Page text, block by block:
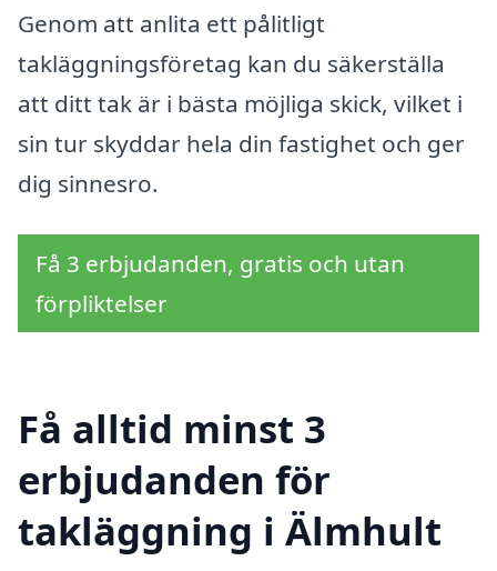
Genom att anlita ett pålitligt
takläggningsföretag kan du säkerställa
att ditt tak är i bästa möjliga skick, vilket i
sin tur skyddar hela din fastighet och ger
dig sinnesro.
Få 3 erbjudanden, gratis och utan
förpliktelser
Få alltid minst 3
erbjudanden för
takläggning i Älmhult